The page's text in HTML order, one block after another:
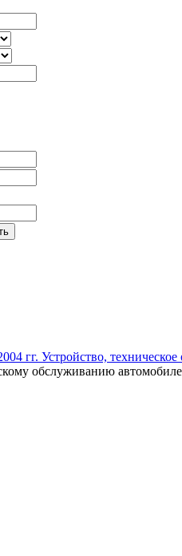
гг. Устройство,
обслуживанию